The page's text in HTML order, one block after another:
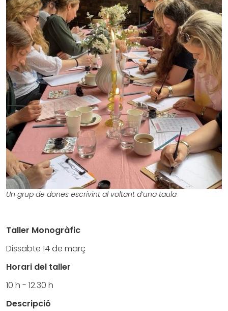
Un grup de dones escrivint al voltant d’una taula
Taller Monogràfic
Dissabte 14 de març
Horari del taller
10 h - 12.30 h
Descripció